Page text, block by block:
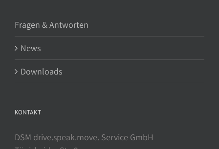
Fragen & Antworten
News
Downloads
KONTAKT
DSM drive.speak.move. Service GmbH